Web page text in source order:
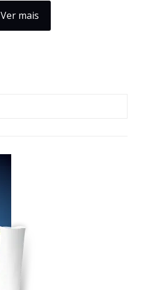
Ver mais